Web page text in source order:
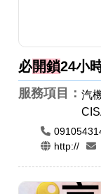
必開鎖24小
服務項目：汽
小
器
http://